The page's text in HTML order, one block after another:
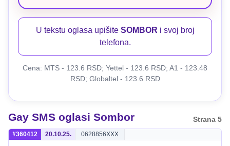
U tekstu oglasa upišite SOMBOR i svoj broj
telefona.
Cena: MTS - 123.6 RSD; Yettel - 123.6 RSD; A1 - 123.48
RSD; Globaltel - 123.6 RSD
Gay SMS oglasi Sombor Strana 5
#360412 20.10.25. 0628856XXX